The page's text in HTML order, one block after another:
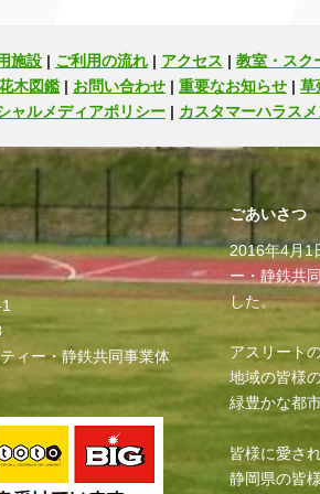
施設 | ご利用の流れ | アクセス | 教室・スク
木図鑑 | お問い合わせ | 重要なお知らせ | 草
ャルメディアポリシー | カスタマーハラス
ィー・静鉄共同事業体
ごあいさつ
2016年4月1
ー・静鉄共
した。
アスリート
地域の皆様
緑豊かな都
皆様に愛さ
静岡県の皆